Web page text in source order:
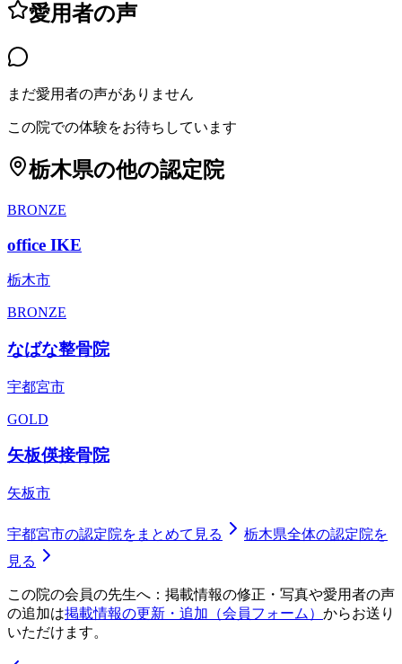
愛用者の声
まだ愛用者の声がありません
この院での体験をお待ちしています
栃木県の他の認定院
BRONZE
office IKE
栃木市
BRONZE
なばな整骨院
宇都宮市
GOLD
矢板偀接骨院
矢板市
宇都宮市の認定院をまとめて見る 栃木県全体の認定院を
見る
この院の会員の先生へ：掲載情報の修正・写真や愛用者の声
の追加は掲載情報の更新・追加（会員フォーム） からお送り
いただけます。